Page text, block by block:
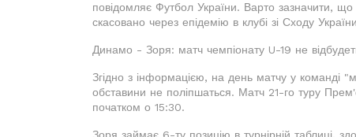
повідомляє Футбол України. Варто зазначити,
скасовано через епідемію в клубі зі Сходу
Динамо - Зоря: матч чемпіонату U-19 не
Згідно з інформацією, на день матчу у команді
обставини не поліпшаться. Матч 21-го туру
початком о 15:30.